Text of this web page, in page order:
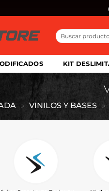
Buscar
por:
KIT
» VINILOS Y BASES »